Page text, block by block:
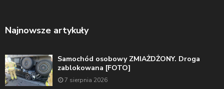
Najnowsze artykuły
Samochód osobowy ZMIAŻDŻONY. Droga
zablokowana [FOTO]
7 sierpnia 2026